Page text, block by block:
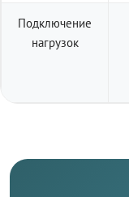
Подключение
нагрузок